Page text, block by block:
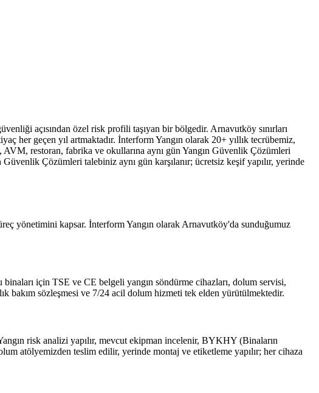
açısından özel risk profili taşıyan bir bölgedir. Arnavutköy sınırları
her geçen yıl artmaktadır. İnterform Yangın olarak 20+ yıllık tecrübemiz,
restoran, fabrika ve okullarına aynı gün Yangın Güvenlik Çözümleri
Çözümleri talebiniz aynı gün karşılanır; ücretsiz keşif yapılır, yerinde
yönetimini kapsar. İnterform Yangın olarak Arnavutköy'da sunduğumuz
için TSE ve CE belgeli yangın söndürme cihazları, dolum servisi,
bakım sözleşmesi ve 7/24 acil dolum hizmeti tek elden yürütülmektedir.
risk analizi yapılır, mevcut ekipman incelenir, BYKHY (Binaların
atölyemizden teslim edilir, yerinde montaj ve etiketleme yapılır; her cihaza